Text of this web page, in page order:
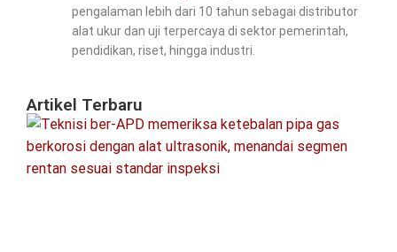
pengalaman lebih dari 10 tahun sebagai distributor
alat ukur dan uji terpercaya di sektor pemerintah,
pendidikan, riset, hingga industri.
Artikel Terbaru